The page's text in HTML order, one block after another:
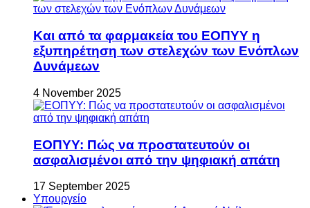
Και από τα φαρμακεία του ΕΟΠΥΥ η
εξυπηρέτηση των στελεχών των Ενόπλων
Δυνάμεων
4 November 2025
ΕΟΠΥΥ: Πώς να προστατευτούν οι
ασφαλισμένοι από την ψηφιακή απάτη
17 September 2025
Υπουργείο